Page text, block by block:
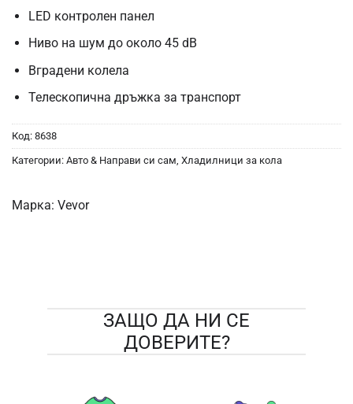
LED контролен панел
Ниво на шум до около 45 dB
Вградени колела
Телескопична дръжка за транспорт
Код: 8638
Категории: Авто & Направи си сам, Хладилници за кола
Марка: Vevor
ЗАЩО ДА НИ СЕ
ДОВЕРИТЕ?